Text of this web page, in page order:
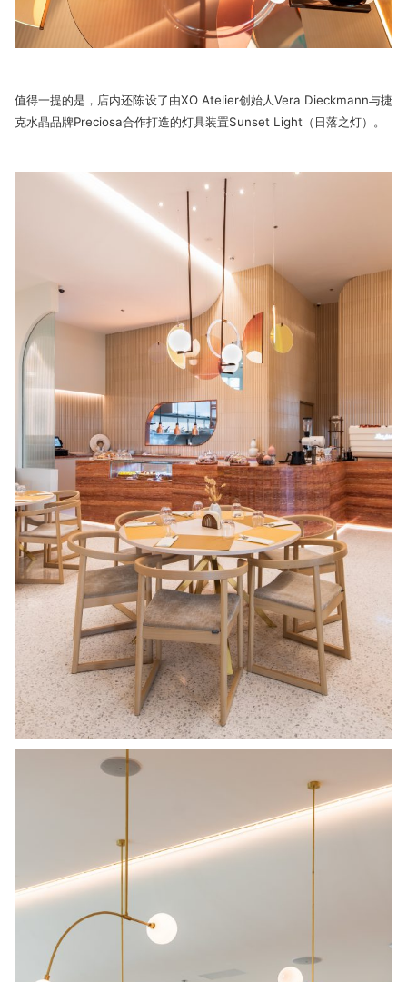
值得一提的是，店内还陈设了由XO Atelier创始人Vera Dieckmann与捷
克水晶品牌Preciosa合作打造的灯具装置Sunset Light（日落之灯）。